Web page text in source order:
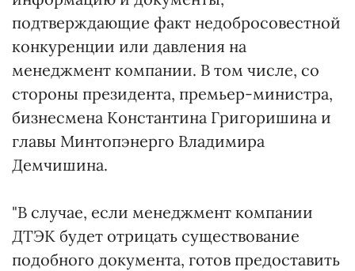
подтверждающие факт недобросовестной
конкуренции или давления на
менеджмент компании. В том числе, со
стороны президента, премьер-министра,
бизнесмена Константина Григоришина и
главы Минтопэнерго Владимира
Демчишина.
"В случае, если менеджмент компании
ДТЭК будет отрицать существование
подобного документа, готов предоставить